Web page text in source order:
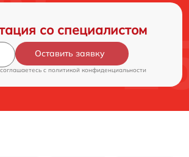
со специалистом
Оставить заявку
c политикой конфиденциальности